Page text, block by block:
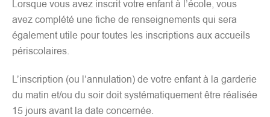
Lorsque vous avez inscrit votre enfant à l’école, vous
avez complété une fiche de renseignements qui sera
également utile pour toutes les inscriptions aux accueils
périscolaires.
L’inscription (ou l’annulation) de votre enfant à la garderie
du matin et/ou du soir doit systématiquement être réalisée
15 jours avant la date concernée.